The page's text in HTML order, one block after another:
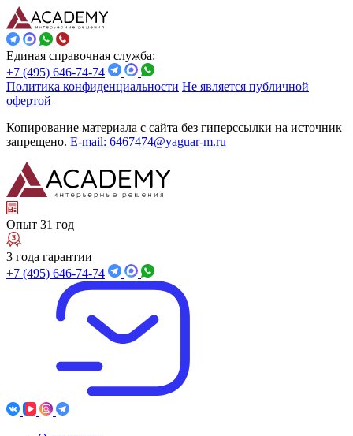
Единая справочная служба:
+7 (495) 646-74-74
Политика конфиденциальности Не является публичной
офертой
Копирование материала с сайта без гиперссылки на источник
запрещено. E-mail: 6467474@yaguar-m.ru
Опыт 31 год
3 года гарантии
+7 (495) 646-74-74